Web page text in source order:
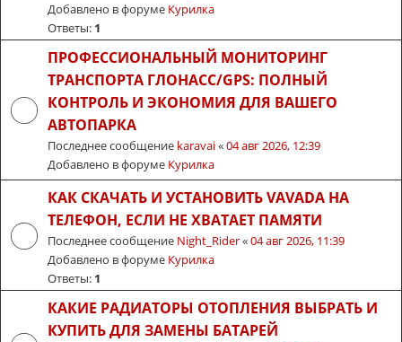
Добавлено в форуме Курилка
Ответы: 1
ПРОФЕССИОНАЛЬНЫЙ МОНИТОРИНГ
ТРАНСПОРТА ГЛОНАСС/GPS: ПОЛНЫЙ
КОНТРОЛЬ И ЭКОНОМИЯ ДЛЯ ВАШЕГО
АВТОПАРКА
Последнее сообщение karavai«04 авг 2026, 12:39
Добавлено в форуме Курилка
КАК СКАЧАТЬ И УСТАНОВИТЬ VAVADA НА
ТЕЛЕФОН, ЕСЛИ НЕ ХВАТАЕТ ПАМЯТИ
Последнее сообщение Night_Rider«04 авг 2026, 11:39
Добавлено в форуме Курилка
Ответы: 1
КАКИЕ РАДИАТОРЫ ОТОПЛЕНИЯ ВЫБРАТЬ И
КУПИТЬ ДЛЯ ЗАМЕНЫ БАТАРЕЙ